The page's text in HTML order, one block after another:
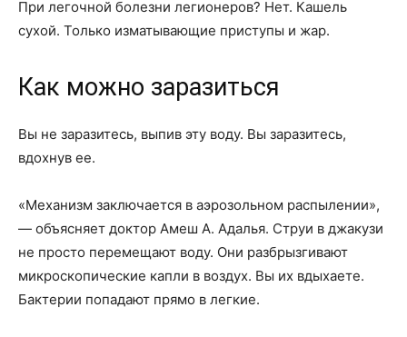
При легочной болезни легионеров? Нет. Кашель
сухой. Только изматывающие приступы и жар.
Как можно заразиться
Вы не заразитесь, выпив эту воду. Вы заразитесь,
вдохнув ее.
«Механизм заключается в аэрозольном распылении»,
— объясняет доктор Амеш А. Адалья. Струи в джакузи
не просто перемещают воду. Они разбрызгивают
микроскопические капли в воздух. Вы их вдыхаете.
Бактерии попадают прямо в легкие.